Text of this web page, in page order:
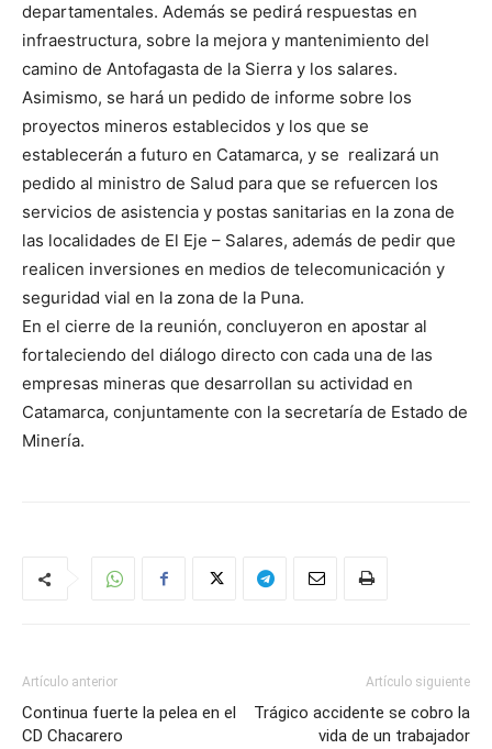
departamentales. Además se pedirá respuestas en
infraestructura, sobre la mejora y mantenimiento del
camino de Antofagasta de la Sierra y los salares.
Asimismo, se hará un pedido de informe sobre los
proyectos mineros establecidos y los que se
establecerán a futuro en Catamarca, y se realizará un
pedido al ministro de Salud para que se refuercen los
servicios de asistencia y postas sanitarias en la zona de
las localidades de El Eje – Salares, además de pedir que
realicen inversiones en medios de telecomunicación y
seguridad vial en la zona de la Puna.
En el cierre de la reunión, concluyeron en apostar al
fortaleciendo del diálogo directo con cada una de las
empresas mineras que desarrollan su actividad en
Catamarca, conjuntamente con la secretaría de Estado de
Minería.
Artículo anterior
Continua fuerte la pelea en el
CD Chacarero
Artículo siguiente
Trágico accidente se cobro la
vida de un trabajador